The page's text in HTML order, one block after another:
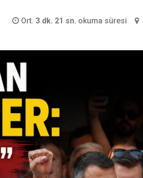
Ort. 3 dk. 21 sn. okuma süresi